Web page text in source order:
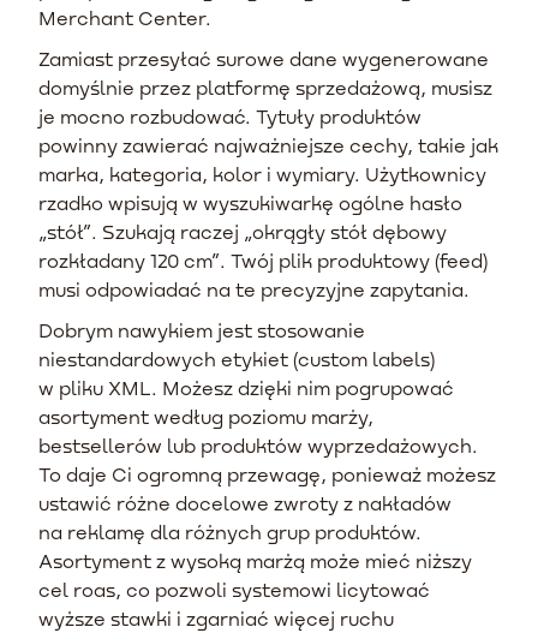
Merchant Center.
Zamiast przesyłać surowe dane wygenerowane
domyślnie przez platformę sprzedażową, musisz
je mocno rozbudować. Tytuły produktów
powinny zawierać najważniejsze cechy, takie jak
marka, kategoria, kolor i wymiary. Użytkownicy
rzadko wpisują w wyszukiwarkę ogólne hasło
„stół”. Szukają raczej „okrągły stół dębowy
rozkładany 120 cm”. Twój plik produktowy (feed)
musi odpowiadać na te precyzyjne zapytania.
Dobrym nawykiem jest stosowanie
niestandardowych etykiet (custom labels)
w pliku XML. Możesz dzięki nim pogrupować
asortyment według poziomu marży,
bestsellerów lub produktów wyprzedażowych.
To daje Ci ogromną przewagę, ponieważ możesz
ustawić różne docelowe zwroty z nakładów
na reklamę dla różnych grup produktów.
Asortyment z wysoką marżą może mieć niższy
cel roas, co pozwoli systemowi licytować
wyższe stawki i zgarniać więcej ruchu